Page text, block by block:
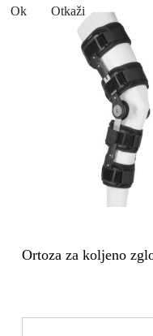
Ortoza za koljeno
Ok Otkaži